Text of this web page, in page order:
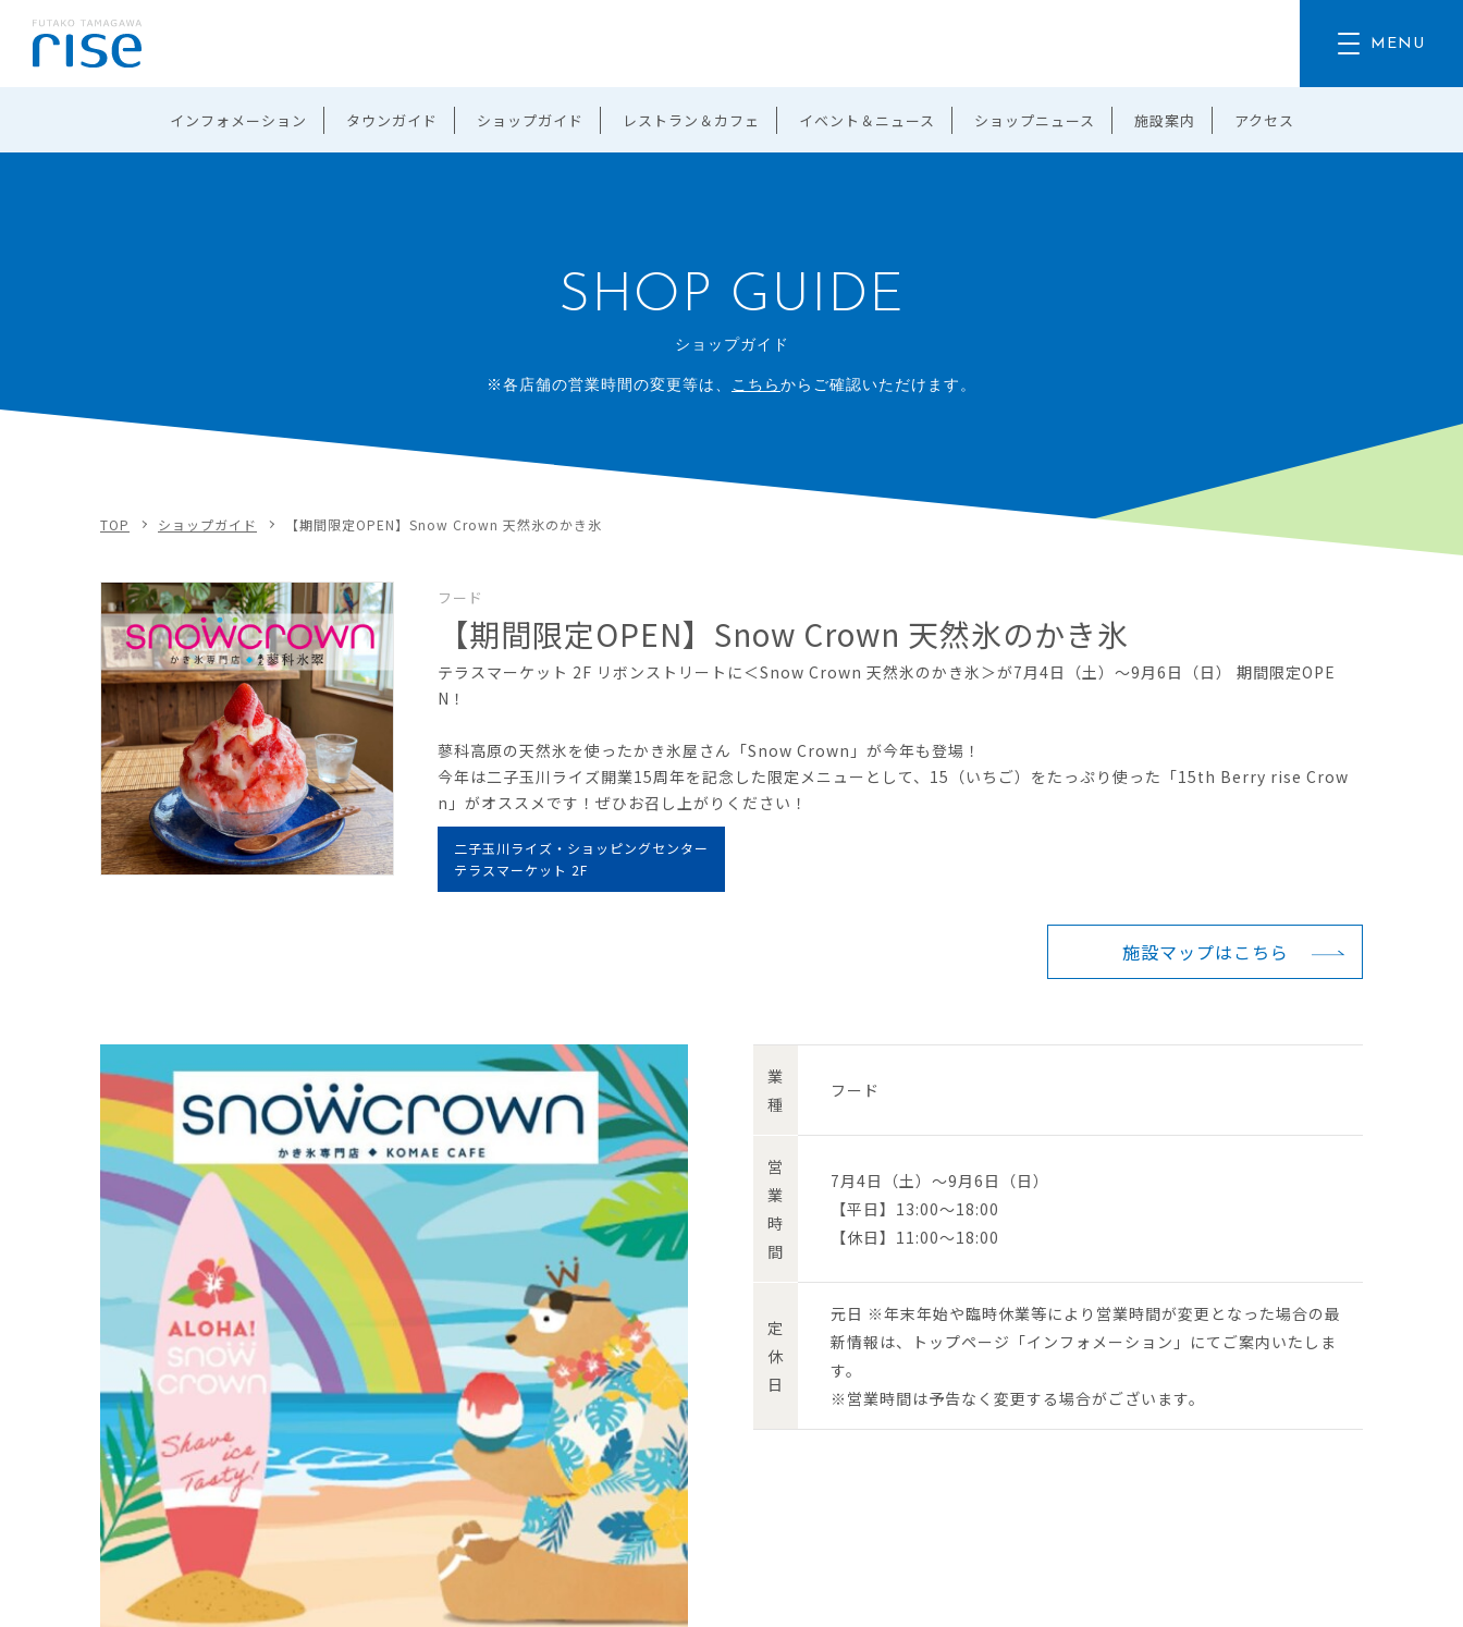
インフォメーション タウンガイド ショップガイド レストラン＆カフェ イベント＆ニュース ショップニュース 施設案内 アクセス
SHOP GUIDE
ショップガイド
※各店舗の営業時間の変更等は、 こちら からご確認いただけます。
TOP ショップガイド 【期間限定OPEN】Snow Crown 天然氷のかき氷
フード
【期間限定OPEN】Snow Crown 天然氷のかき氷
テラスマーケット 2F リボンストリートに＜Snow Crown 天然氷のかき氷＞が7月4日（土）～9月6日（日） 期間限定OPE
N！
蓼科高原の天然氷を使ったかき氷屋さん「Snow Crown」が今年も登場！
今年は二子玉川ライズ開業15周年を記念した限定メニューとして、15（いちご）をたっぷり使った「15th Berry rise Crow
n」がオススメです！ぜひお召し上がりください！
二子玉川ライズ・ショッピングセンター
テラスマーケット 2F
施設マップはこちら
業
種
フード
営
業
時
間
7月4日（土）～9月6日（日）
【平日】13:00～18:00
【休日】11:00～18:00
定
休
日
元日 ※年末年始や臨時休業等により営業時間が変更となった場合の最
新情報は、トップページ「インフォメーション」にてご案内いたしま
す。
※営業時間は予告なく変更する場合がございます。